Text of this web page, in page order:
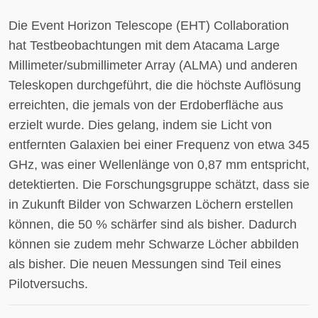
Die Event Horizon Telescope (EHT) Collaboration
hat Testbeobachtungen mit dem Atacama Large
Millimeter/submillimeter Array (ALMA) und anderen
Teleskopen durchgeführt, die die höchste Auflösung
erreichten, die jemals von der Erdoberfläche aus
erzielt wurde. Dies gelang, indem sie Licht von
entfernten Galaxien bei einer Frequenz von etwa 345
GHz, was einer Wellenlänge von 0,87 mm entspricht,
detektierten. Die Forschungsgruppe schätzt, dass sie
in Zukunft Bilder von Schwarzen Löchern erstellen
können, die 50 % schärfer sind als bisher. Dadurch
können sie zudem mehr Schwarze Löcher abbilden
als bisher. Die neuen Messungen sind Teil eines
Pilotversuchs.